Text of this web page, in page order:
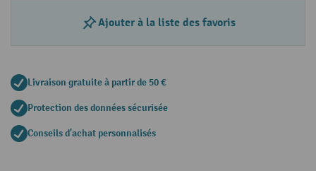
Ajouter à la liste des favoris
Livraison gratuite à partir de 50 €
Protection des données sécurisée
Conseils d'achat personnalisés